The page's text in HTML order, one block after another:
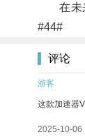
在未来
#44#
评论
游客
这款加速器
2025-10-06